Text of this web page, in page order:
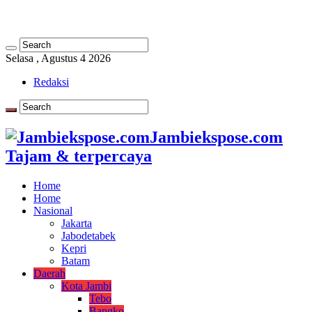
Selasa , Agustus 4 2026
Redaksi
Jambiekspose.com
Tajam & terpercaya
Home
Home
Nasional
Jakarta
Jabodetabek
Kepri
Batam
Daerah
Kota Jambi
Tebo